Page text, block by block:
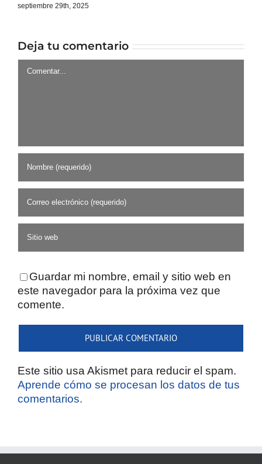
septiembre 29th, 2025
Deja tu comentario
Comentar
Guardar mi nombre, email y sitio web en
este navegador para la próxima vez que
comente.
Este sitio usa Akismet para reducir el spam.
Aprende cómo se procesan los datos de tus
comentarios.